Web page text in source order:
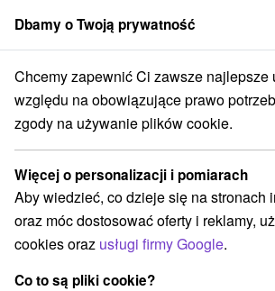
członek grupySorger
Prešovský kraj Štrbské Pleso High Tatras
High Tatras Chalet
Štrbské Pleso
Zarezerwuj przez
Dbamy o Twoją prywatność
Chcemy zapewnić Ci zawsze najlepsze
względu na obowiązujące prawo
zgody na używanie plików cookie.
Więcej o personalizacji i pomiarach
Aby wiedzieć, co dzieje się na stronach
oraz móc dostosować oferty i reklamy,
cookies oraz usługi firmy Google.
Co to są pliki cookie?